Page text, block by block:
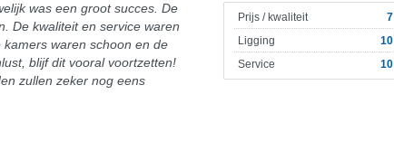
Prijs / kwaliteit
7
Ligging
10
Service
10
was een groot succes. De
De kwaliteit en service waren
waren schoon en de
blijf dit vooral voortzetten!
zullen zeker nog eens